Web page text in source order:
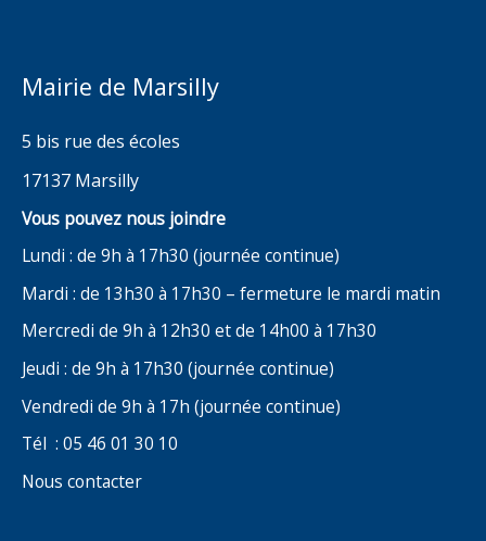
Mairie de Marsilly
5 bis rue des écoles
17137 Marsilly
Vous pouvez nous joindre
Lundi : de 9h à 17h30 (journée continue)
Mardi : de 13h30 à 17h30 – fermeture le mardi matin
Mercredi de 9h à 12h30 et de 14h00 à 17h30
Jeudi : de 9h à 17h30 (journée continue)
Vendredi de 9h à 17h (journée continue)
Tél : 05 46 01 30 10
Nous contacter